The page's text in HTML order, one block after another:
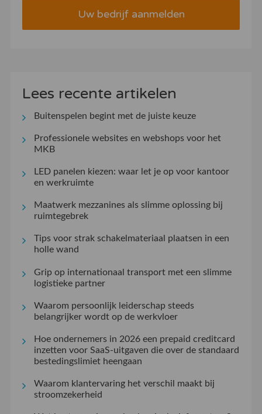
Uw bedrijf aanmelden
Lees recente artikelen
Buitenspelen begint met de juiste keuze
Professionele websites en webshops voor het
MKB
LED panelen kiezen: waar let je op voor kantoor
en werkruimte
Maatwerk mezzanines als slimme oplossing bij
ruimtegebrek
Tips voor strak schakelmateriaal plaatsen in een
holle wand
Grip op internationaal transport met een slimme
logistieke partner
Waarom persoonlijk leiderschap steeds
belangrijker wordt op de werkvloer
Hoe ondernemers in 2026 een prepaid creditcard
inzetten voor SaaS-uitgaven die over de standaard
bestedingslimiet heengaan
Waarom klantervaring het verschil maakt bij
stroomzekerheid